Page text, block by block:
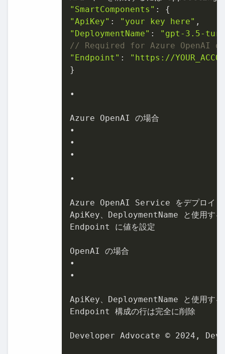
"SmartComponents"
"ApiKey" : "your key here"
"DeploymentName" :
"gpt-3.5-
// Required for Azure OpenAI
"Endpoint" :
"https://
}
•
Azure OpenAI の場合
•
•
•
•
Azure OpenAI Service をデプロイ
ApiKey、DeploymentName と使用す
Endpoint に値を設定
OpenAI の場合
•
•
ApiKey、DeploymentName と使用す
Endpoint 構成の行は完全に削除
Developer Advocate ©︎ 2024 ,